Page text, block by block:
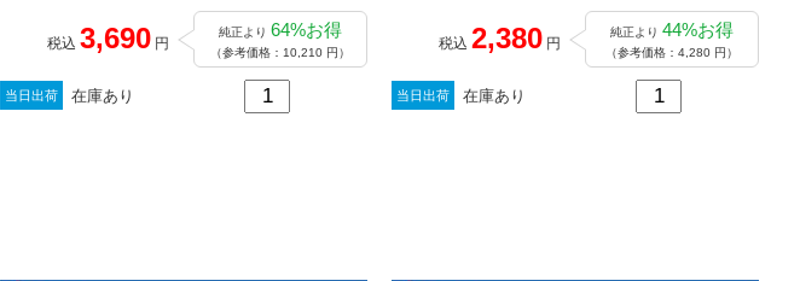
税込 3,690 円
純正より 64%お得
（参考価格：10,210 円）
当日出荷 在庫あり
税込 2,380 円
純正より 44%お得
（参考価格：4,280 円）
当日出荷 在庫あり